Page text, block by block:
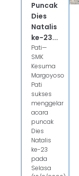
Puncak
Dies
Natalis
ke-23...
Pati—
SMK
Kesuma
Margoyoso
Pati
sukses
menggelar
acara
puncak
Dies
Natalis
ke-23
pada
Selasa